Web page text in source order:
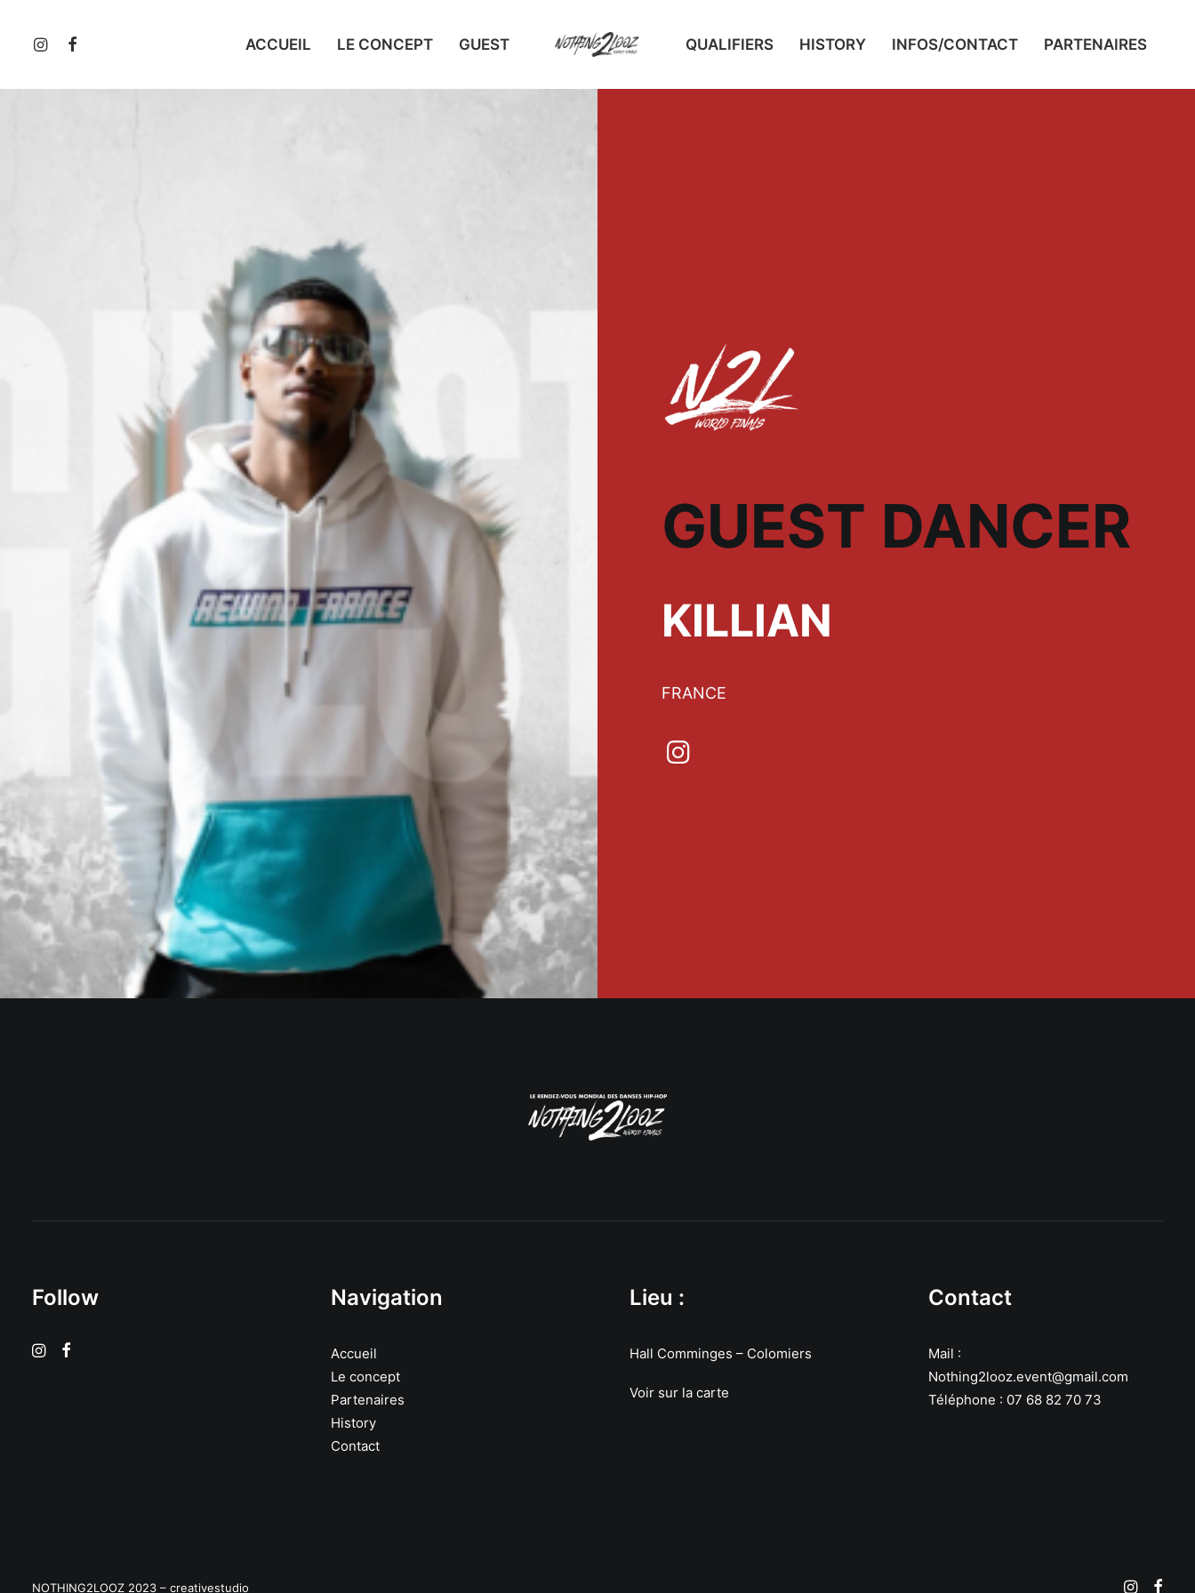
ACCUEIL LE CONCEPT GUEST QUALIFIERS HISTORY INFOS/CONTACT PARTENAIRES
GUEST DANCER
KILLIAN
FRANCE
Follow Navigation
Accueil
Le concept
Partenaires
History
Contact
Lieu :
Hall Comminges – Colomiers
Voir sur la carte
Contact
Mail :
Nothing2looz.event@gmail.com
Téléphone : 07 68 82 70 73
NOTHING2LOOZ 2023 – creativestudio